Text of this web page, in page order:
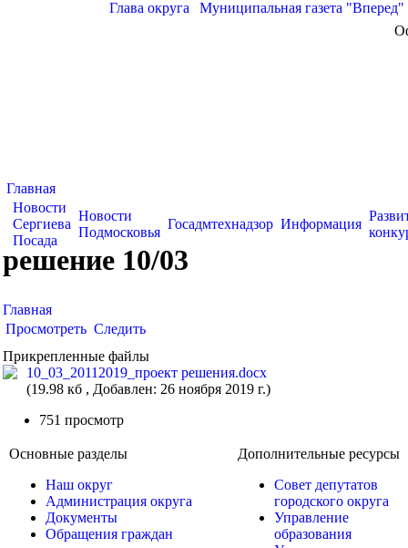
Глава округа Муниципальная газета "Вперед"
Главная
Новости
Сергиева
Посада
Новости
Подмосковья
Госадмтехнадзор Информация
решение 10/03
Главная
Просмотреть Следить
Прикрепленные файлы
10_03_20112019_проект решения.docx
(19.98 кб , Добавлен: 26 ноября 2019 г.)
751 просмотр
Основные разделы
Наш округ
Администрация округа
Документы
Обращения граждан
Дополнительные ресурсы
Совет депутатов
городского округа
Управление
образования